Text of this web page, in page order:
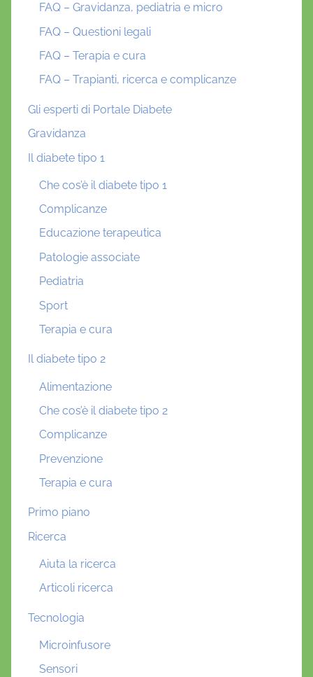
FAQ – Gravidanza, pediatria e micro
FAQ – Questioni legali
FAQ – Terapia e cura
FAQ – Trapianti, ricerca e complicanze
Gli esperti di Portale Diabete
Gravidanza
Il diabete tipo 1
Che cos’è il diabete tipo 1
Complicanze
Educazione terapeutica
Patologie associate
Pediatria
Sport
Terapia e cura
Il diabete tipo 2
Alimentazione
Che cos’è il diabete tipo 2
Complicanze
Prevenzione
Terapia e cura
Primo piano
Ricerca
Aiuta la ricerca
Articoli ricerca
Tecnologia
Microinfusore
Sensori